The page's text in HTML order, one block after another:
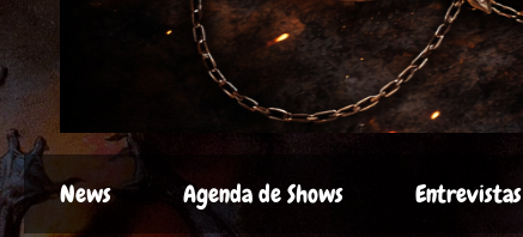
News Agenda de Shows Entrevistas